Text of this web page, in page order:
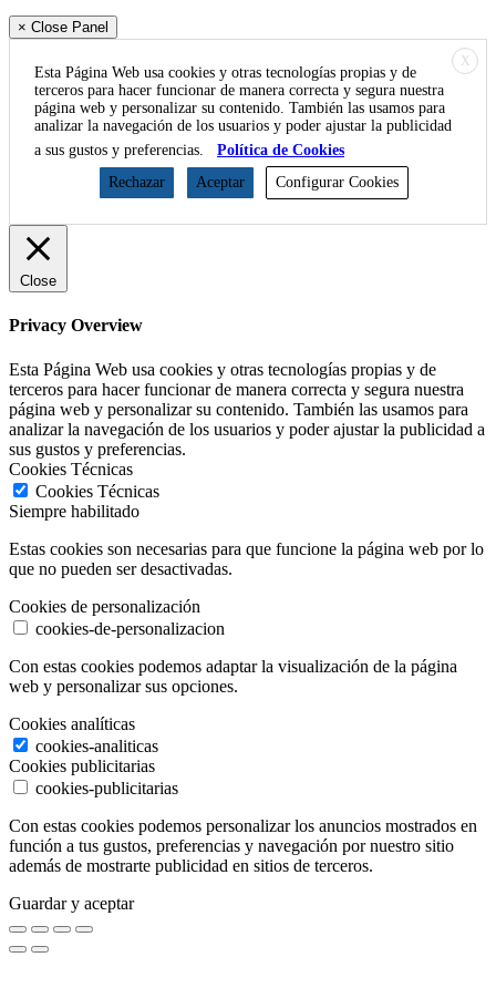
× Close Panel
X
Esta Página Web usa cookies y otras tecnologías propias y de
terceros para hacer funcionar de manera correcta y segura nuestra
página web y personalizar su contenido. También las usamos para
analizar la navegación de los usuarios y poder ajustar la publicidad
a sus gustos y preferencias.
Política de Cookies
Rechazar
Aceptar Configurar Cookies
Close
Privacy Overview
Esta Página Web usa cookies y otras tecnologías propias y de
terceros para hacer funcionar de manera correcta y segura nuestra
página web y personalizar su contenido. También las usamos para
analizar la navegación de los usuarios y poder ajustar la publicidad a
sus gustos y preferencias.
Cookies Técnicas
Cookies Técnicas
Siempre habilitado
Estas cookies son necesarias para que funcione la página web por lo
que no pueden ser desactivadas.
Cookies de personalización
cookies-de-personalizacion
Con estas cookies podemos adaptar la visualización de la página
web y personalizar sus opciones.
Cookies analíticas
cookies-analiticas
Cookies publicitarias
cookies-publicitarias
Con estas cookies podemos personalizar los anuncios mostrados en
función a tus gustos, preferencias y navegación por nuestro sitio
además de mostrarte publicidad en sitios de terceros.
Guardar y aceptar